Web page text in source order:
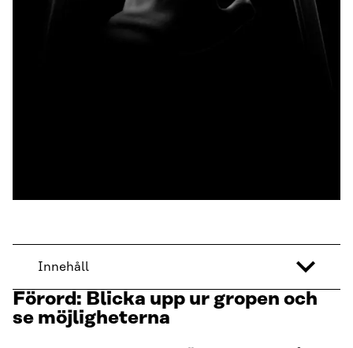
Innehåll
Förord: Blicka upp ur gropen och
se möjligheterna